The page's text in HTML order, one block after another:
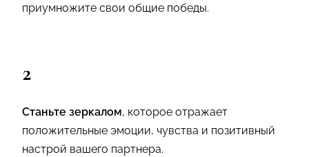
приумножите свои общие победы.
2
Станьте зеркалом, которое отражает
положительные эмоции, чувства и позитивный
настрой вашего партнера.